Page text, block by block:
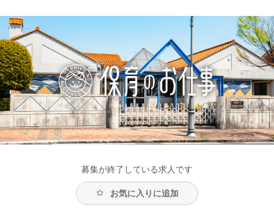
募集が終了している求人です
お気に入りに追加